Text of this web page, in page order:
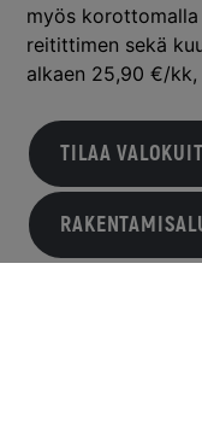
myös
reitittimen sekä
alkaen 25,90 €/kk,
TILAA